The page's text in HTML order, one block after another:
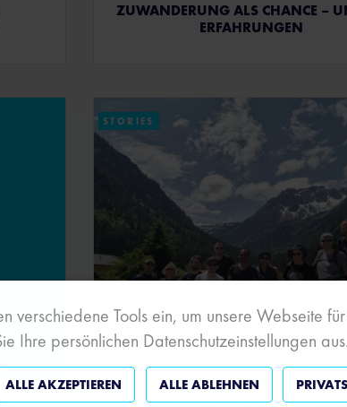
ZUWANDERUNG ALS CHANCE –
ERFAHRUNGEN
STORIES
SMARTIES WANDERN
verschiedene Tools ein, um unsere Webseite
Ihre persönlichen Datenschutzeinstellungen aus.
ALLE AKZEPTIEREN ALLE ABLEHNEN